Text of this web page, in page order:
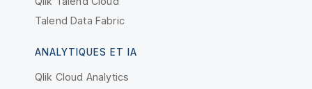
Talend Data Fabric
ANALYTIQUES ET IA
Qlik Cloud Analytics